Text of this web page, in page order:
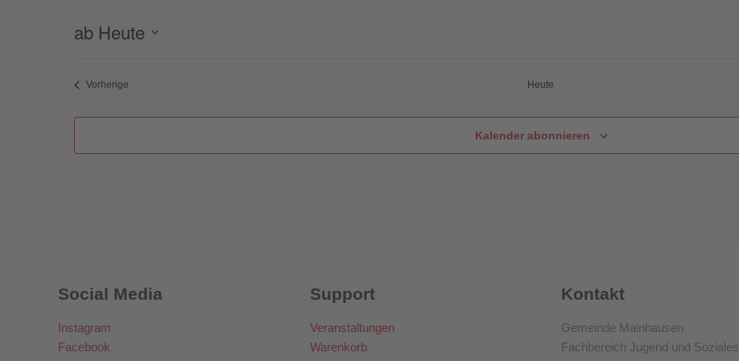
ab Heute
VorherigeVeranstaltungen Heute
Kalender abonnieren
Social Media
Instagram
Facebook
Support
Veranstaltungen
Warenkorb
Kontakt
Gemeinde Mainhausen
Fachbereich Jugend und Soziales